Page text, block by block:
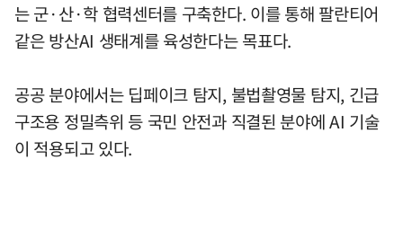
는 군·산·학 협력센터를 구축한다. 이를 통해 팔란티어
같은 방산AI 생태계를 육성한다는 목표다.
공공 분야에서는 딥페이크 탐지, 불법촬영물 탐지, 긴급
구조용 정밀측위 등 국민 안전과 직결된 분야에 AI 기술
이 적용되고 있다.